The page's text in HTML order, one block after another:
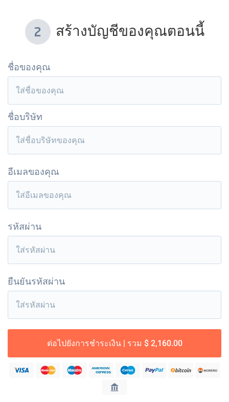
2 สร้างบัญชีของคุณตอนนี้
ชื่อของคุณ
ชื่อบริษัท
อีเมลของคุณ
รหัสผ่าน
ยืนยันรหัสผ่าน
ต่อไปยังการชำระเงิน | รวม $ 2,160.00